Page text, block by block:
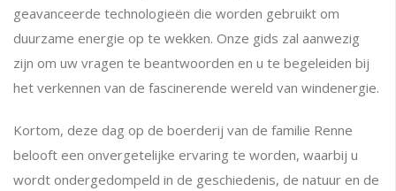
geavanceerde technologieën die worden gebruikt om
duurzame energie op te wekken. Onze gids zal aanwezig
zijn om uw vragen te beantwoorden en u te begeleiden bij
het verkennen van de fascinerende wereld van windenergie.
Kortom, deze dag op de boerderij van de familie Renne
belooft een onvergetelijke ervaring te worden, waarbij u
wordt ondergedompeld in de geschiedenis, de natuur en de